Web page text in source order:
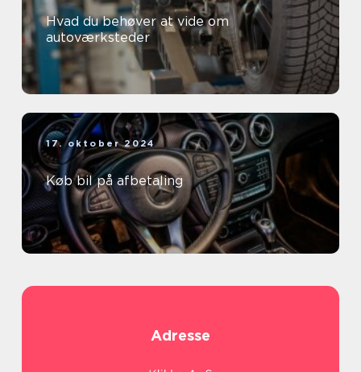
Hvad du behøver at vide om
autoværksteder
17. oktober 2024
Køb bil på afbetaling
Adresse